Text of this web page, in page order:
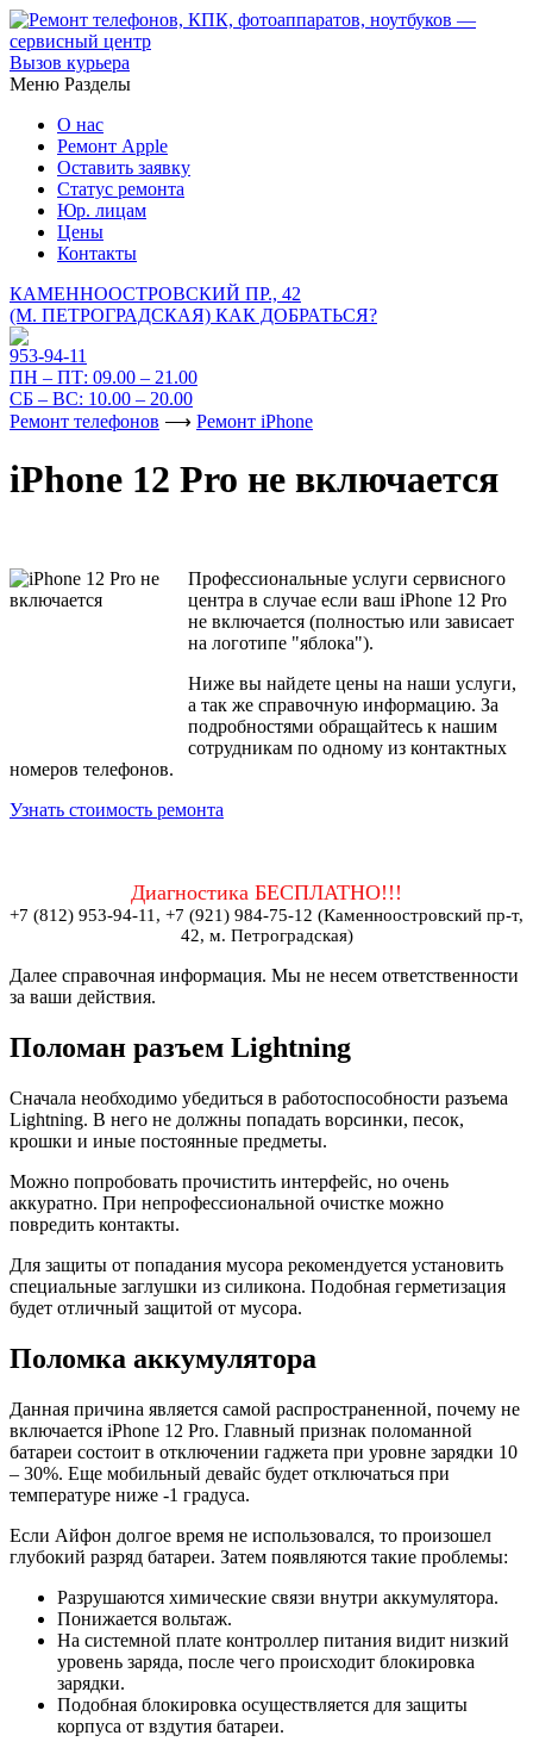
Вызов курьера
Меню Разделы
О нас
Ремонт Apple
Оставить заявку
Статус ремонта
Юр. лицам
Цены
Контакты
КАМЕННООСТРОВСКИЙ ПР., 42
(М. ПЕТРОГРАДСКАЯ) КАК ДОБРАТЬСЯ?
953-94-11
ПН – ПТ: 09.00 – 21.00
СБ – ВС: 10.00 – 20.00
Ремонт телефонов ⟶ Ремонт iPhone
iPhone 12 Pro не включается
Профессиональные услуги сервисного
центра в случае если ваш iPhone 12 Pro
не включается (полностью или зависает
на логотипе "яблока").
Ниже вы найдете цены на наши услуги,
а так же справочную информацию. За
подробностями обращайтесь к нашим
сотрудникам по одному из контактных
номеров телефонов.
Узнать стоимость ремонта
Диагностика БЕСПЛАТНО!!!
+7 (812) 953-94-11, +7 (921) 984-75-12 (Каменноостровский пр-т,
42, м. Петроградская)
Далее справочная информация. Мы не несем ответственности
за ваши действия.
Поломан разъем Lightning
Сначала необходимо убедиться в работоспособности разъема
Lightning. В него не должны попадать ворсинки, песок,
крошки и иные постоянные предметы.
Можно попробовать прочистить интерфейс, но очень
аккуратно. При непрофессиональной очистке можно
повредить контакты.
Для защиты от попадания мусора рекомендуется установить
специальные заглушки из силикона. Подобная герметизация
будет отличный защитой от мусора.
Поломка аккумулятора
Данная причина является самой распространенной, почему не
включается iPhone 12 Pro. Главный признак поломанной
батареи состоит в отключении гаджета при уровне зарядки 10
– 30%. Еще мобильный девайс будет отключаться при
температуре ниже -1 градуса.
Если Айфон долгое время не использовался, то произошел
глубокий разряд батареи. Затем появляются такие проблемы:
Разрушаются химические связи внутри аккумулятора.
Понижается вольтаж.
На системной плате контроллер питания видит низкий
уровень заряда, после чего происходит блокировка
зарядки.
Подобная блокировка осуществляется для защиты
корпуса от вздутия батареи.